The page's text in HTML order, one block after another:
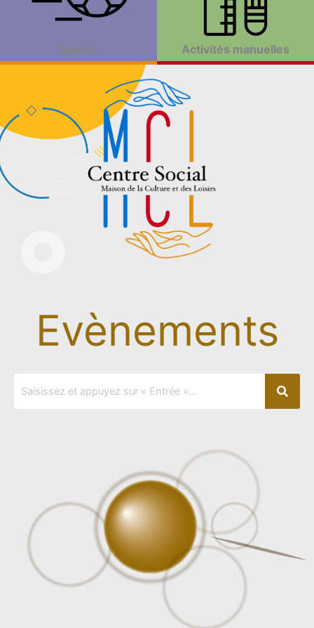
Sports Activités manuelles
Evènements